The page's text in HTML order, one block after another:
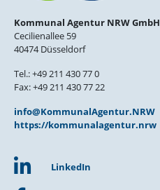
Kommunal Agentur NRW GmbH
Cecilienallee 59
40474 Düsseldorf
Tel.: +49 211 430 77 0
Fax: +49 211 430 77 22
info@KommunalAgentur.NRW
https://kommunalagentur.nrw
LinkedIn